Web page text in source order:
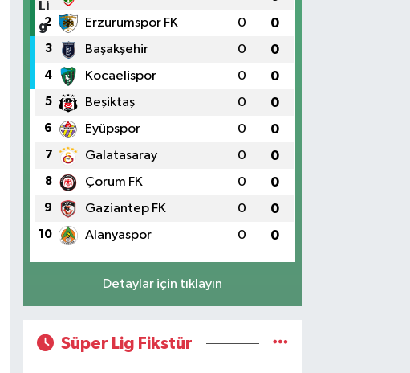
2 Erzurumspor FK 0 0
3 Başakşehir 0 0
4 Kocaelispor 0 0
5 Beşiktaş 0 0
6 Eyüpspor 0 0
7 Galatasaray 0 0
8 Çorum FK 0 0
9 Gaziantep FK 0 0
10 Alanyaspor 0 0
Detaylar için tıklayın
Süper Lig Fikstür